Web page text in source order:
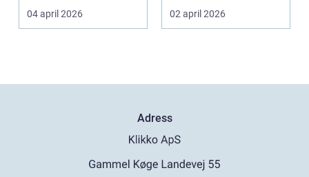
träffa en erfaren
specia...
04 april 2026
minska smärta, f...
02 april 2026
Adress